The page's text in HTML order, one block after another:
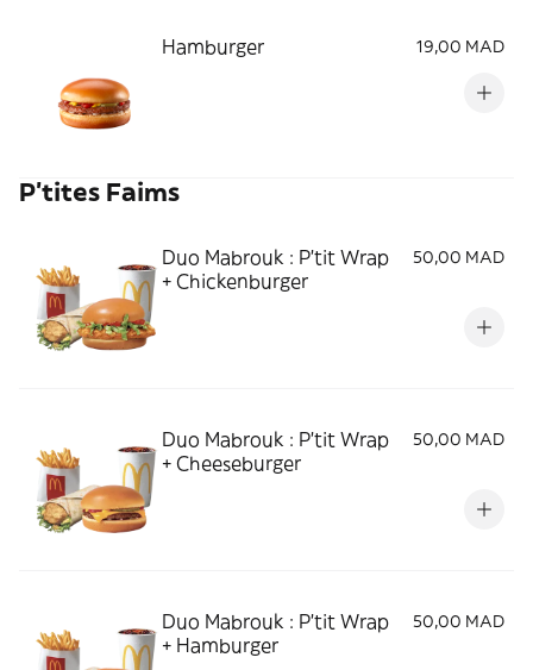
Hamburger 19,00 MAD
P'tites Faims
Duo Mabrouk : P'tit Wrap
+ Chickenburger
50,00 MAD
Duo Mabrouk : P'tit Wrap
+ Cheeseburger
50,00 MAD
Duo Mabrouk : P'tit Wrap
+ Hamburger
50,00 MAD